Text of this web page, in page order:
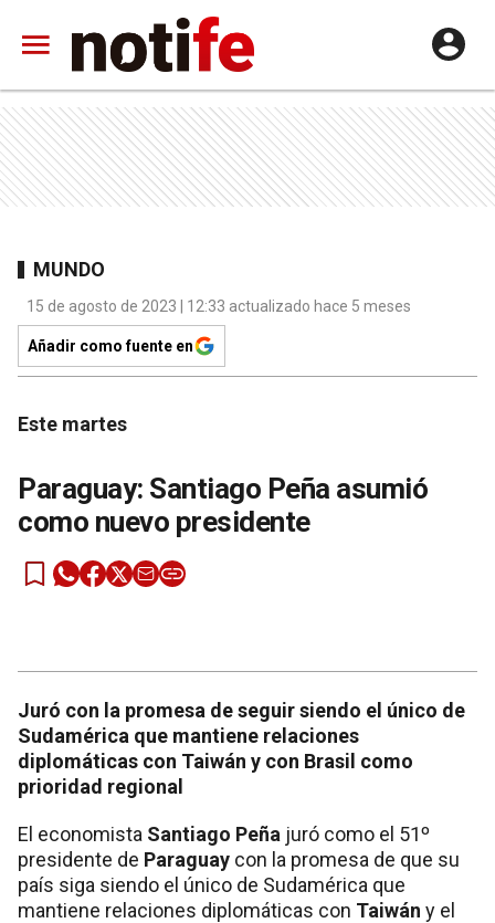
MUNDO
15 de agosto de 2023 | 12:33 actualizado hace 5 meses
Añadir como fuente en
Este martes
Paraguay: Santiago Peña asumió
como nuevo presidente
Juró con la promesa de seguir siendo el único de
Sudamérica que mantiene relaciones
diplomáticas con Taiwán y con Brasil como
prioridad regional
El economista Santiago Peña juró como el 51º
presidente de Paraguay con la promesa de que su
país siga siendo el único de Sudamérica que
mantiene relaciones diplomáticas con Taiwán y el